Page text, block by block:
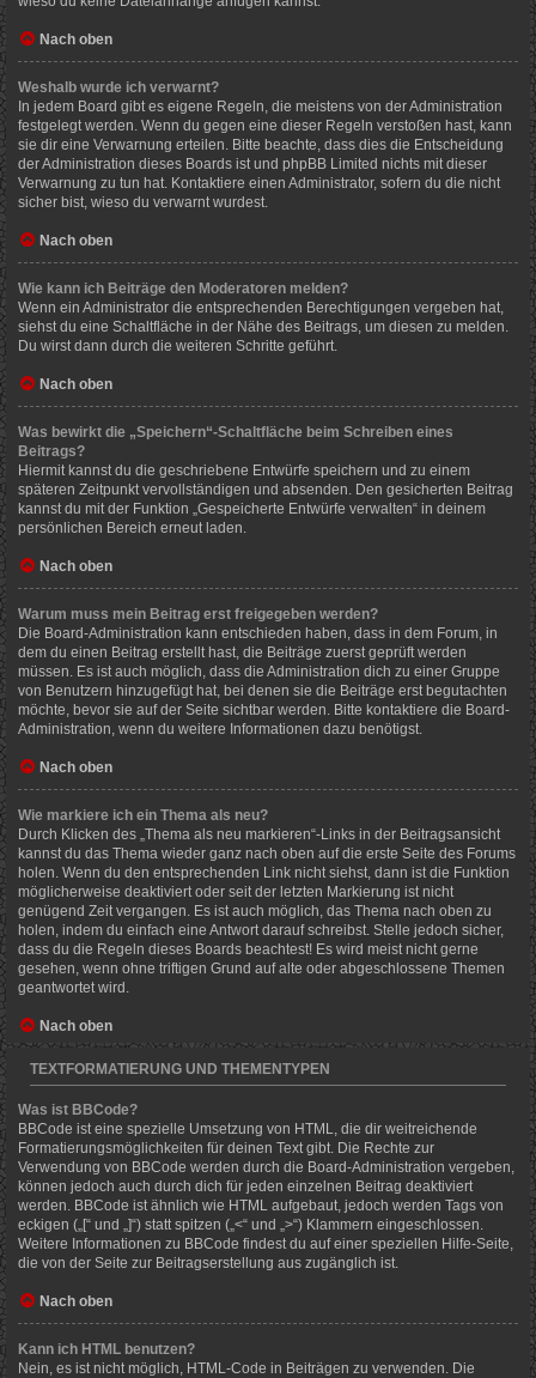
Nach oben
Weshalb wurde ich verwarnt?
In jedem Board gibt es eigene Regeln, die meistens von der Administration
festgelegt werden. Wenn du gegen eine dieser Regeln verstoßen hast, kann
sie dir eine Verwarnung erteilen. Bitte beachte, dass dies die Entscheidung
der Administration dieses Boards ist und phpBB Limited nichts mit dieser
Verwarnung zu tun hat. Kontaktiere einen Administrator, sofern du die nicht
sicher bist, wieso du verwarnt wurdest.
Nach oben
Wie kann ich Beiträge den Moderatoren melden?
Wenn ein Administrator die entsprechenden Berechtigungen vergeben hat,
siehst du eine Schaltfläche in der Nähe des Beitrags, um diesen zu melden.
Du wirst dann durch die weiteren Schritte geführt.
Nach oben
Was bewirkt die „Speichern“-Schaltfläche beim Schreiben eines
Beitrags?
Hiermit kannst du die geschriebene Entwürfe speichern und zu einem
späteren Zeitpunkt vervollständigen und absenden. Den gesicherten Beitrag
kannst du mit der Funktion „Gespeicherte Entwürfe verwalten“ in deinem
persönlichen Bereich erneut laden.
Nach oben
Warum muss mein Beitrag erst freigegeben werden?
Die Board-Administration kann entschieden haben, dass in dem Forum, in
dem du einen Beitrag erstellt hast, die Beiträge zuerst geprüft werden
müssen. Es ist auch möglich, dass die Administration dich zu einer Gruppe
von Benutzern hinzugefügt hat, bei denen sie die Beiträge erst begutachten
möchte, bevor sie auf der Seite sichtbar werden. Bitte kontaktiere die Board-
Administration, wenn du weitere Informationen dazu benötigst.
Nach oben
Wie markiere ich ein Thema als neu?
Durch Klicken des „Thema als neu markieren“-Links in der Beitragsansicht
kannst du das Thema wieder ganz nach oben auf die erste Seite des Forums
holen. Wenn du den entsprechenden Link nicht siehst, dann ist die Funktion
möglicherweise deaktiviert oder seit der letzten Markierung ist nicht
genügend Zeit vergangen. Es ist auch möglich, das Thema nach oben zu
holen, indem du einfach eine Antwort darauf schreibst. Stelle jedoch sicher,
dass du die Regeln dieses Boards beachtest! Es wird meist nicht gerne
gesehen, wenn ohne triftigen Grund auf alte oder abgeschlossene Themen
geantwortet wird.
Nach oben
TEXTFORMATIERUNG UND THEMENTYPEN
Was ist BBCode?
BBCode ist eine spezielle Umsetzung von HTML, die dir weitreichende
Formatierungsmöglichkeiten für deinen Text gibt. Die Rechte zur
Verwendung von BBCode werden durch die Board-Administration vergeben,
können jedoch auch durch dich für jeden einzelnen Beitrag deaktiviert
werden. BBCode ist ähnlich wie HTML aufgebaut, jedoch werden Tags von
eckigen („[“ und „]“) statt spitzen („<“ und „>“) Klammern eingeschlossen.
Weitere Informationen zu BBCode findest du auf einer speziellen Hilfe-Seite,
die von der Seite zur Beitragserstellung aus zugänglich ist.
Nach oben
Kann ich HTML benutzen?
Nein, es ist nicht möglich, HTML-Code in Beiträgen zu verwenden. Die